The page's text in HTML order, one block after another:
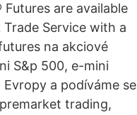
Futures are available
Service with a
na akciové
S&p 500, e-mini
a podíváme se
trading,